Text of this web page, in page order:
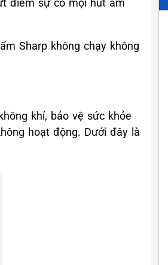
điểm sự cố mọi hút ẩm
Sharp không chạy không
khí, bảo vệ sức khỏe
hoạt động. Dưới đây là